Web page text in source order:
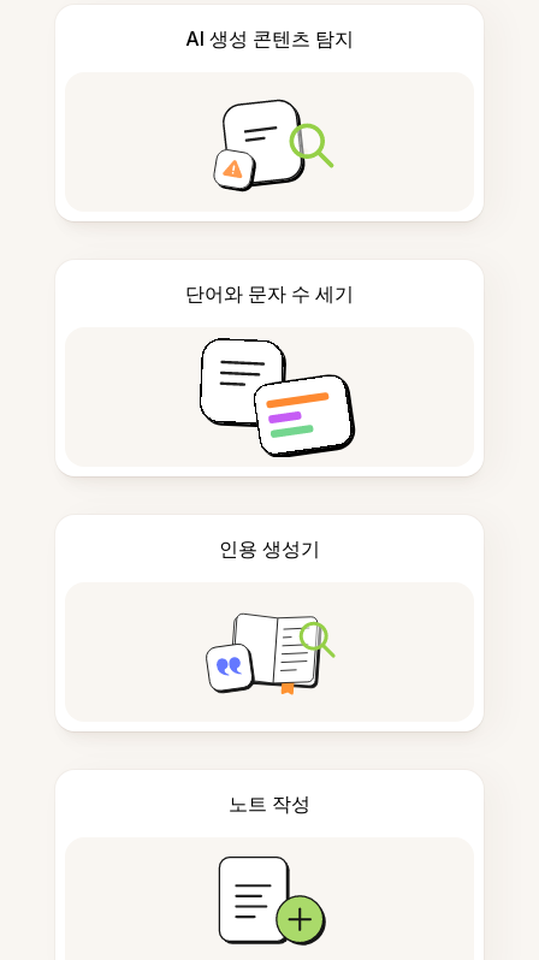
AI 생성 콘텐츠 탐지
단어와 문자 수 세기
인용 생성기
노트 작성